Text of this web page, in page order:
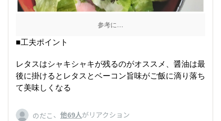
参考に…
■工夫ポイント
レタスはシャキシャキが残るのがオススメ、醤油は最
後に掛けるとレタスとベーコン旨味がご飯に滴り落ち
て美味しくなる
のだこ 、 他69人がリアクション